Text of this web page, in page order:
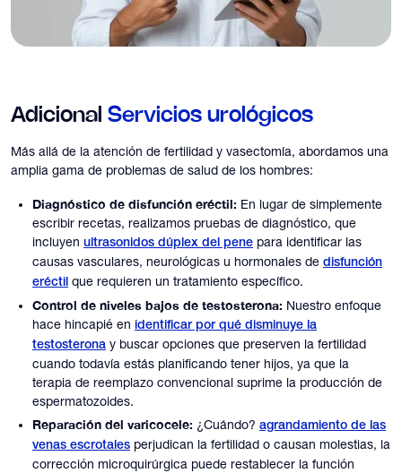
Adicional Servicios urológicos
Más allá de la atención de fertilidad y vasectomía, abordamos una
amplia gama de problemas de salud de los hombres:
Diagnóstico de disfunción eréctil: En lugar de simplemente
escribir recetas, realizamos pruebas de diagnóstico, que
incluyen ultrasonidos dúplex del pene para identificar las
causas vasculares, neurológicas u hormonales de disfunción
eréctil
que requieren un tratamiento específico.
Control de niveles bajos de testosterona: Nuestro enfoque
hace hincapié en
identificar por qué disminuye la
testosterona y buscar opciones que preserven la fertilidad
cuando todavía estás planificando tener hijos, ya que la
terapia de reemplazo convencional suprime la producción de
espermatozoides.
Reparación del varicocele: ¿Cuándo? agrandamiento de las
venas escrotales perjudican la fertilidad o causan molestias, la
corrección microquirúrgica puede restablecer la función